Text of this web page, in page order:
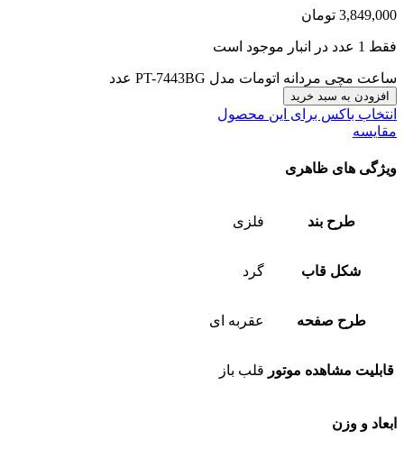
3,849,000 تومان
فقط 1 عدد در انبار موجود است
ساعت مچی مردانه اتومات مدل PT-7443BG عدد
افزودن به سبد خرید
انتخاب باکس برای این محصول
مقایسه
ویژگی های ظاهری
طرح بند فلزی
شکل قاب گرد
طرح صفحه عقربه ای
قابلیت مشاهده موتور قلب باز
ابعاد و وزن